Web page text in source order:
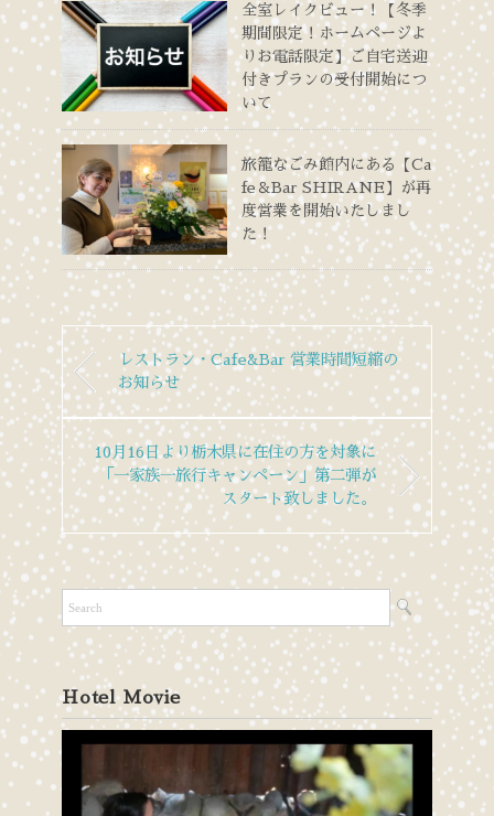
全室レイクビュー！【冬季
期間限定！ホームページよ
りお電話限定】ご自宅送迎
付きプランの受付開始につ
いて
旅籠なごみ館内にある【Ca
fe＆Bar SHIRANE】が再
度営業を開始いたしまし
た！
レストラン・Cafe&Bar 営業時間短縮の
お知らせ
10月16日より栃木県に在住の方を対象に
「一家族一旅行キャンペーン」第二弾が
スタート致しました。
Hotel Movie